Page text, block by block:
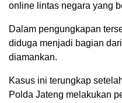
online lintas negara yang
Dalam pengungkapan
diduga menjadi bagian
diamankan.
Kasus ini terungkap
Polda Jateng melakukan